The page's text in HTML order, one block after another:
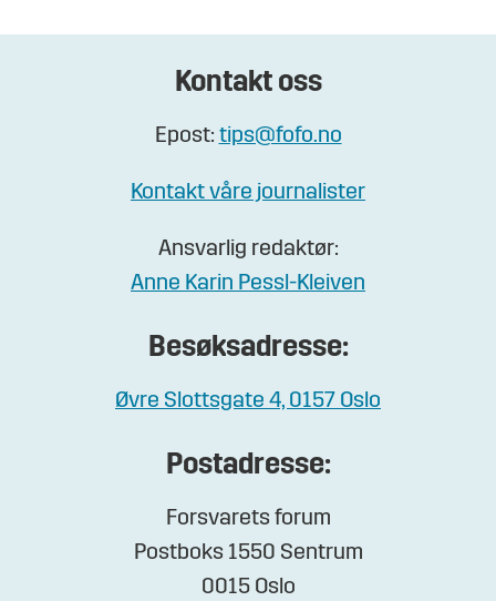
Kontakt oss
Epost: tips@fofo.no
Kontakt våre journalister
Ansvarlig redaktør:
Anne Karin Pessl-Kleiven
Besøksadresse:
Øvre Slottsgate 4, 0157 Oslo
Postadresse:
Forsvarets forum
Postboks 1550 Sentrum
0015 Oslo